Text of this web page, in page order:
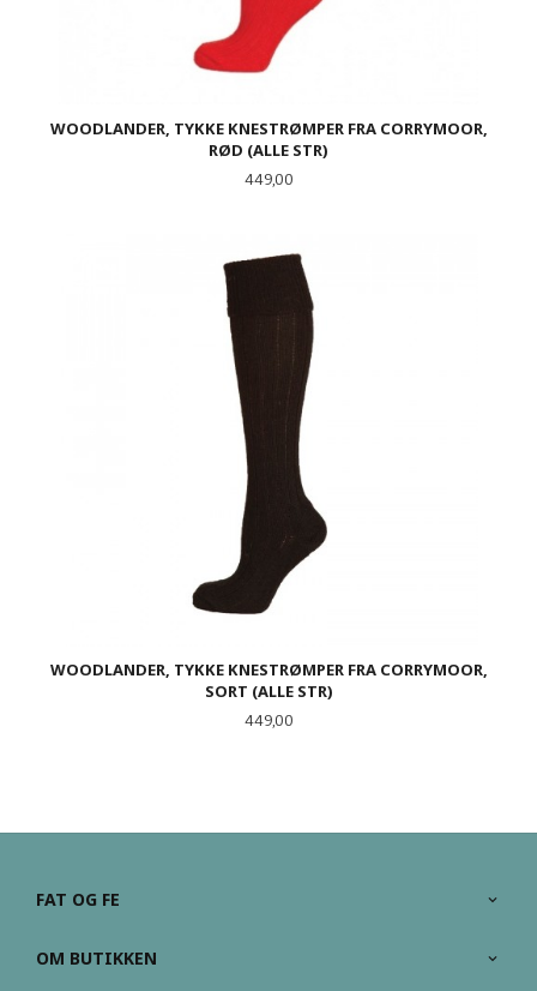
WOODLANDER, TYKKE KNESTRØMPER FRA CORRYMOOR,
RØD (ALLE STR)
Pris
449,00
WOODLANDER, TYKKE KNESTRØMPER FRA CORRYMOOR,
SORT (ALLE STR)
Pris
449,00
FAT OG FE
OM BUTIKKEN